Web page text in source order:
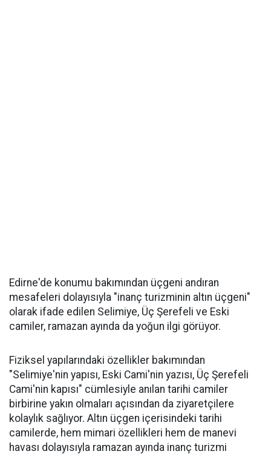
Edirne'de konumu bakımından üçgeni andıran
mesafeleri dolayısıyla "inanç turizminin altın üçgeni"
olarak ifade edilen Selimiye, Üç Şerefeli ve Eski
camiler, ramazan ayında da yoğun ilgi görüyor.
Fiziksel yapılarındaki özellikler bakımından
"Selimiye'nin yapısı, Eski Cami'nin yazısı, Üç Şerefeli
Cami'nin kapısı" cümlesiyle anılan tarihi camiler
birbirine yakın olmaları açısından da ziyaretçilere
kolaylık sağlıyor. Altın üçgen içerisindeki tarihi
camilerde, hem mimari özellikleri hem de manevi
havası dolayısıyla ramazan ayında inanç turizmi